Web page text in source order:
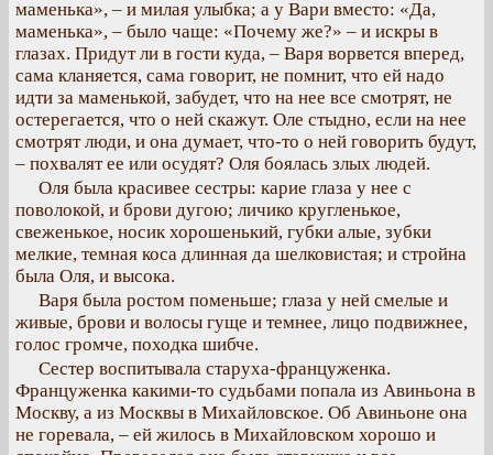
маменька», – и милая улыбка; а у Вари вместо: «Да,
маменька», – было чаще: «Почему же?» – и искры в
глазах. Придут ли в гости куда, – Варя ворвется вперед,
сама кланяется, сама говорит, не помнит, что ей надо
идти за маменькой, забудет, что на нее все смотрят, не
остерегается, что о ней скажут. Оле стыдно, если на нее
смотрят люди, и она думает, что-то о ней говорить будут,
– похвалят ее или осудят? Оля боялась злых людей.
Оля была красивее сестры: карие глаза у нее с
поволокой, и брови дугою; личико кругленькое,
свеженькое, носик хорошенький, губки алые, зубки
мелкие, темная коса длинная да шелковистая; и стройна
была Оля, и высока.
Варя была ростом поменьше; глаза у ней смелые и
живые, брови и волосы гуще и темнее, лицо подвижнее,
голос громче, походка шибче.
Сестер воспитывала старуха-француженка.
Француженка какими-то судьбами попала из Авиньона в
Москву, а из Москвы в Михайловское. Об Авиньоне она
не горевала, – ей жилось в Михайловском хорошо и